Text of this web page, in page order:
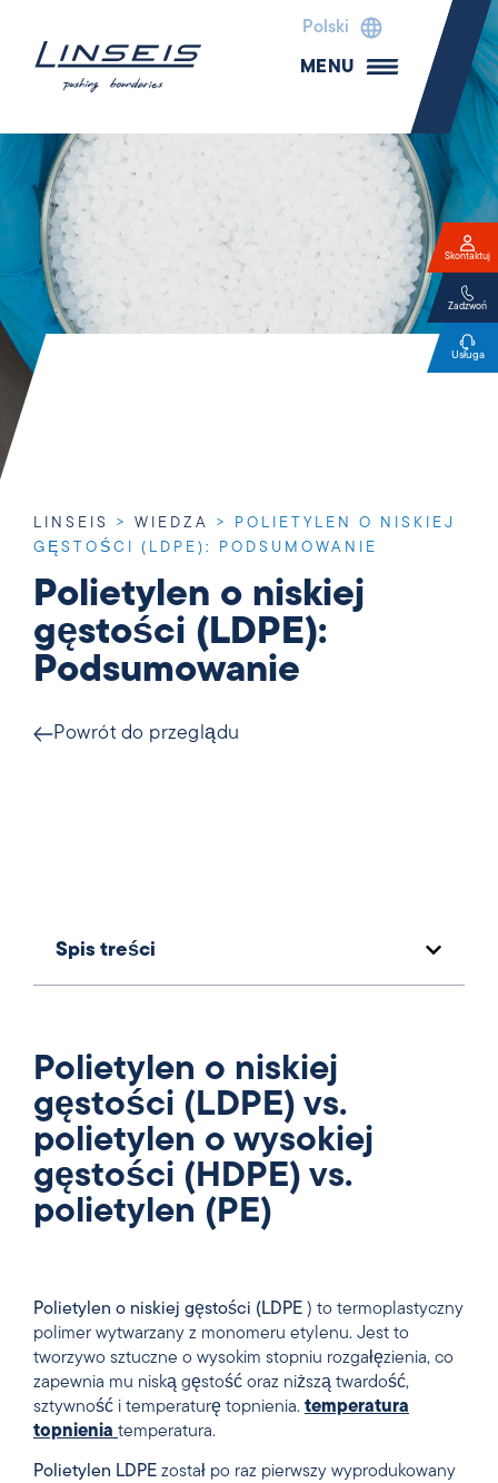
Polski
MENU
LINSEIS > WIEDZA > POLIETYLEN O NISKIEJ
GĘSTOŚCI (LDPE): PODSUMOWANIE
Polietylen o niskiej
gęstości (LDPE):
Podsumowanie
Powrót do przeglądu
Spis treści
Polietylen o niskiej
gęstości (LDPE) vs.
polietylen o wysokiej
gęstości (HDPE) vs.
polietylen (PE)
Polietylen o niskiej gęstości (LDPE ) to termoplastyczny
polimer wytwarzany z monomeru etylenu. Jest to
tworzywo sztuczne o wysokim stopniu rozgałęzienia, co
zapewnia mu niską gęstość oraz niższą twardość,
sztywność i temperaturę topnienia. temperatura
topnienia temperatura.
Polietylen LDPE został po raz pierwszy wyprodukowany
Skontaktuj
Zadzwoń
Usługa